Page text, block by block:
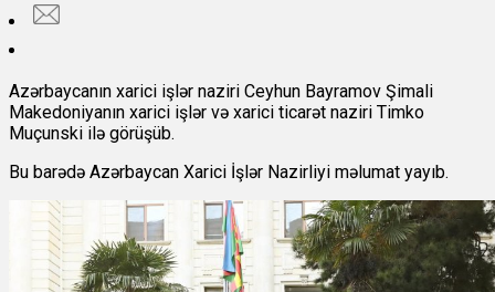
Azərbaycanın xarici işlər naziri Ceyhun Bayramov Şimali
Makedoniyanın xarici işlər və xarici ticarət naziri Timko
Muçunski ilə görüşüb.
Bu barədə Azərbaycan Xarici İşlər Nazirliyi məlumat yayıb.